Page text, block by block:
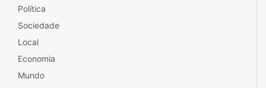
Política
Sociedade
Local
Economia
Mundo